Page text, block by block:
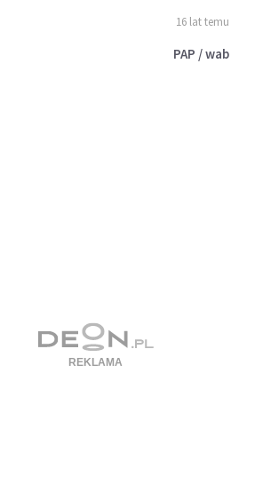
16 lat temu
PAP / wab